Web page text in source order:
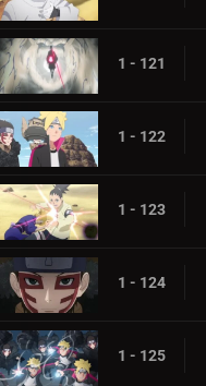
1 - 121
1 - 122
1 - 123
1 - 124
1 - 125